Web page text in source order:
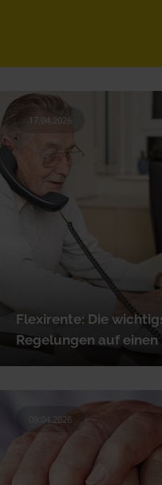
Flexirente: Die
Regelungen auf einen
17.04.2026
09.04.2026